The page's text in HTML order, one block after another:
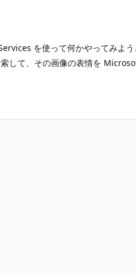
を使って何かやってみよ
して、その画像の表情を